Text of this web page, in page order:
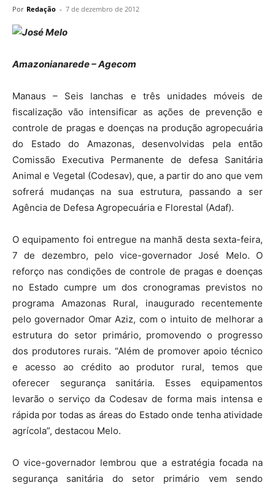
Por Redação - 7 de dezembro de 2012
Amazonianarede – Agecom
Manaus – Seis lanchas e três unidades móveis de
fiscalização vão intensificar as ações de prevenção e
controle de pragas e doenças na produção agropecuária
do Estado do Amazonas, desenvolvidas pela então
Comissão Executiva Permanente de defesa Sanitária
Animal e Vegetal (Codesav), que, a partir do ano que vem
sofrerá mudanças na sua estrutura, passando a ser
Agência de Defesa Agropecuária e Florestal (Adaf).
O equipamento foi entregue na manhã desta sexta-feira,
7 de dezembro, pelo vice-governador José Melo. O
reforço nas condições de controle de pragas e doenças
no Estado cumpre um dos cronogramas previstos no
programa Amazonas Rural, inaugurado recentemente
pelo governador Omar Aziz, com o intuito de melhorar a
estrutura do setor primário, promovendo o progresso
dos produtores rurais. “Além de promover apoio técnico
e acesso ao crédito ao produtor rural, temos que
oferecer segurança sanitária. Esses equipamentos
levarão o serviço da Codesav de forma mais intensa e
rápida por todas as áreas do Estado onde tenha atividade
agrícola”, destacou Melo.
O vice-governador lembrou que a estratégia focada na
segurança sanitária do setor primário vem sendo